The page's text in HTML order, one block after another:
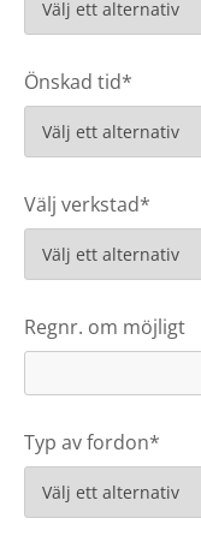
Önskad tid*
Välj verkstad*
Regnr. om möjligt
Typ av fordon*